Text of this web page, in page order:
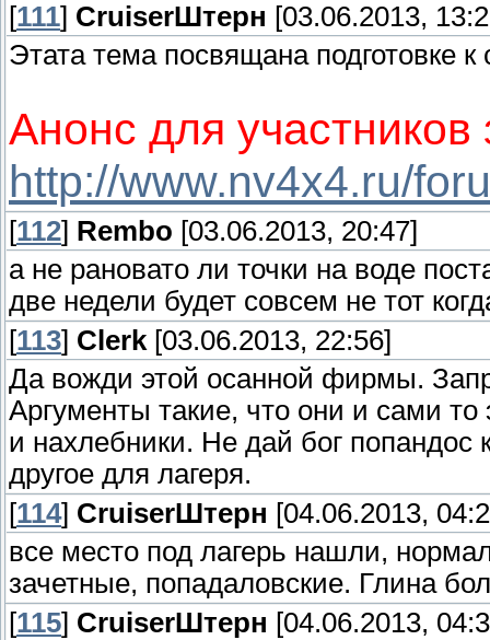
[111] СruiserШтерн [03.06.2013,
Этата тема посвящана подготовке к
Анонс для участников
http://www.nv4x4.ru/
[112] Rembo [03.06.2013, 20:47]
а не рановато ли точки на воде
две недели будет совсем не тот
[113] Clerk [03.06.2013, 22:56]
Да вожди этой осанной фирмы.
Аргументы такие, что они и сами то
и нахлебники. Не дай бог попандос
другое для лагеря.
[114] СruiserШтерн [04.06.2013,
все место под лагерь нашли,
зачетные, попадаловские. Глина
[115] СruiserШтерн [04.06.2013,